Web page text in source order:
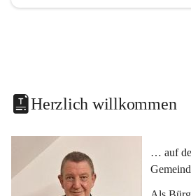
Herzlich willkommen
… auf